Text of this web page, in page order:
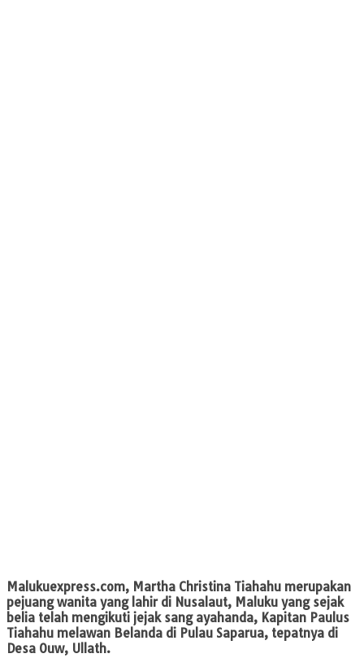
Malukuexpress.com, Martha Christina Tiahahu merupakan
pejuang wanita yang lahir di Nusalaut, Maluku yang sejak
belia telah mengikuti jejak sang ayahanda, Kapitan Paulus
Tiahahu melawan Belanda di Pulau Saparua, tepatnya di
Desa Ouw, Ullath.